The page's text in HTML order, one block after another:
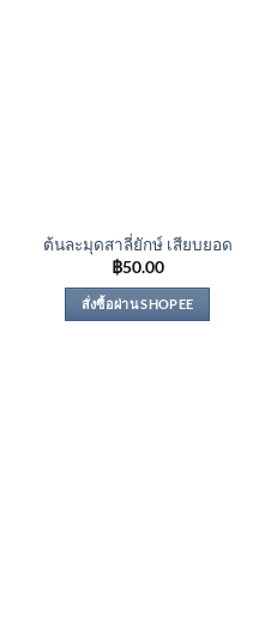
ต้นละมุดสาลี่ยักษ์ เสียบยอด
฿50.00
สั่งซื้อผ่าน SHOPEE